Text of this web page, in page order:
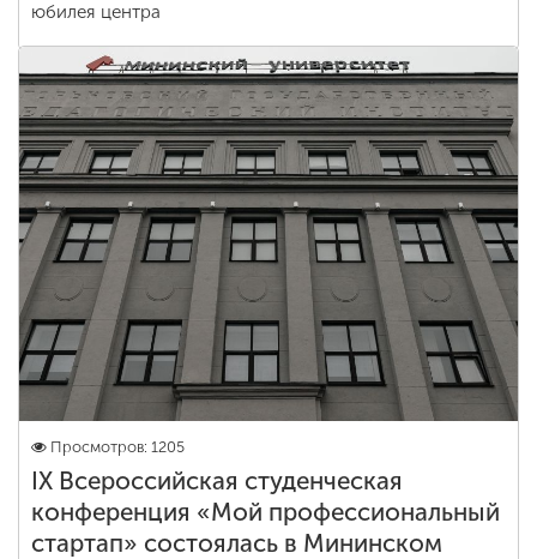
юбилея центра
Просмотров: 1205
IX Всероссийская студенческая
конференция «Мой профессиональный
стартап» состоялась в Мининском